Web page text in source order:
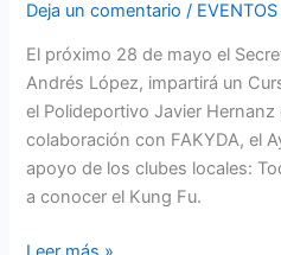
Deja un comentario / EVENTOS
El próximo 28 de mayo el
Andrés López, impartirá un
el Polideportivo Javier
colaboración con FAKYDA, el
apoyo de los clubes locales:
a conocer el Kung Fu.
Arriondas
(Asturias)